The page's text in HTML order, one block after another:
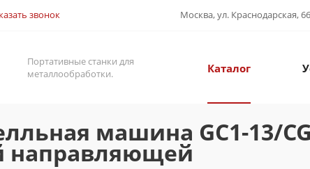
звонок Москва, ул. Краснодарская, 66
Портативные станки для
металлообработки.
Каталог
машина GC1-13/
направляющей